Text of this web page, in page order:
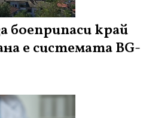
боеприпаси край
е системата BG-